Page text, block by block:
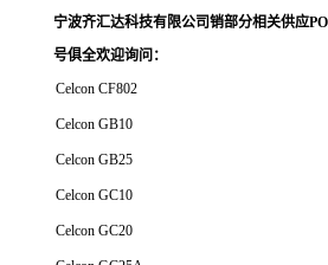
宁波齐汇达科技有限公司销部分相关供应
号俱全欢迎询问 ：
Celcon CF802
Celcon GB10
Celcon GB25
Celcon GC10
Celcon GC20